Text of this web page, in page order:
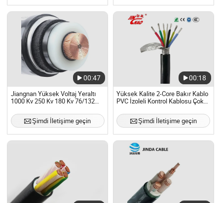
00:47
Jiangnan Yüksek Voltaj Yeraltı
1000 Kv 250 Kv 180 Kv 76/132
Kablo
Şimdi İletişime geçin
00:18
Yüksek Kalite 2-Core Bakır Kablo
PVC İzoleli Kontrol Kablosu Çok
Şimdi İletişime geçin